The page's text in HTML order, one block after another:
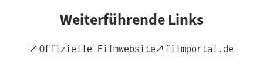
Weiterführende Links
External
Offizielle Filmwebsite
External
filmportal.de